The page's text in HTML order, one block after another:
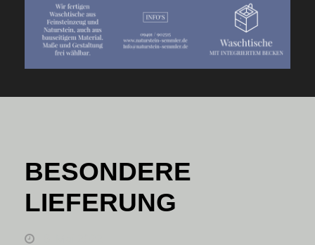
BESONDERE
LIEFERUNG